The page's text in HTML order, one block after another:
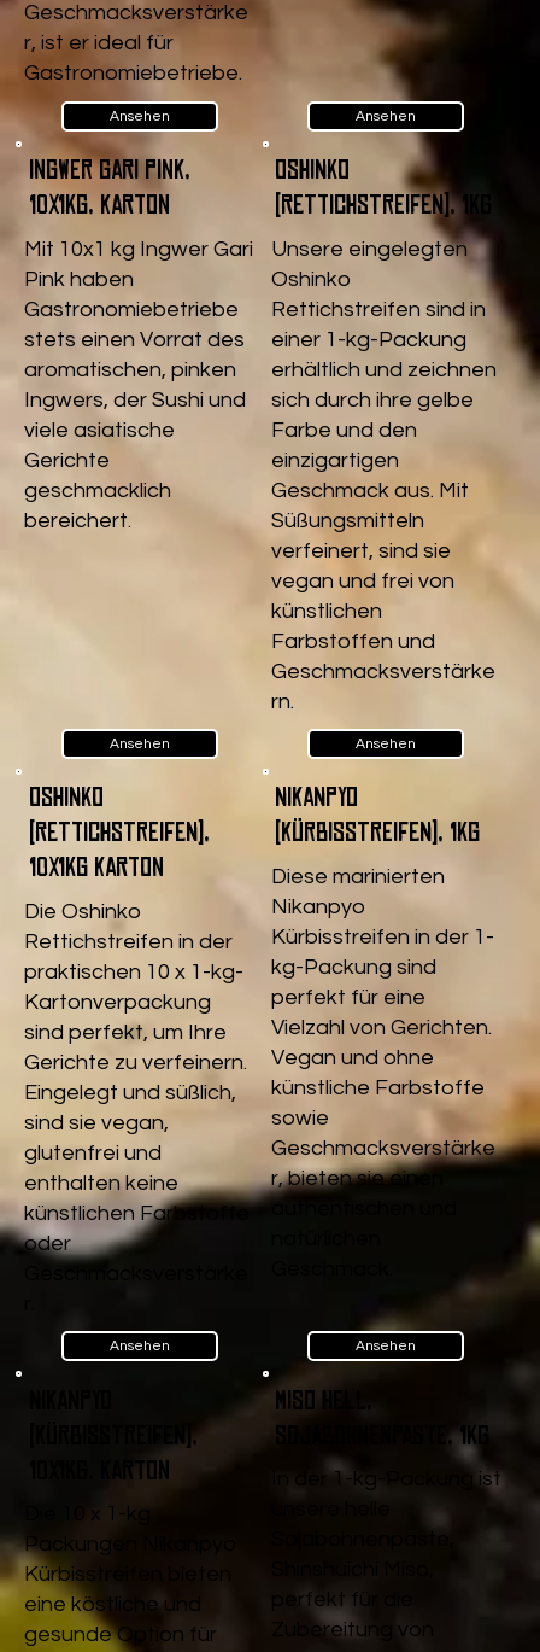
Geschmacksverstärke
r, ist er ideal für
Gastronomiebetriebe.
Ansehen Ansehen
Ingwer Gari pink,
10x1kg, Karton
Mit 10x1 kg Ingwer Gari
Pink haben
Gastronomiebetriebe
stets einen Vorrat des
aromatischen, pinken
Ingwers, der Sushi und
viele asiatische
Gerichte
geschmacklich
bereichert.
Ansehen
Oshinko
(Rettichstreifen), 1kg
Unsere eingelegten
Oshinko
Rettichstreifen sind in
einer 1-kg-Packung
erhältlich und zeichnen
sich durch ihre gelbe
Farbe und den
einzigartigen
Geschmack aus. Mit
Süßungsmitteln
verfeinert, sind sie
vegan und frei von
künstlichen
Farbstoffen und
Geschmacksverstärke
rn.
Ansehen
Oshinko
(Rettichstreifen),
10x1kg Karton
Die Oshinko
Rettichstreifen in der
praktischen 10 x 1-kg-
Kartonverpackung
sind perfekt, um Ihre
Gerichte zu verfeinern.
Eingelegt und süßlich,
sind sie vegan,
glutenfrei und
enthalten keine
künstlichen Farbstoffe
oder
Ansehen
Nikanpyo
(Kürbisstreifen), 1kg
Diese marinierten
Nikanpyo
Kürbisstreifen in der 1-
kg-Packung sind
perfekt für eine
Vielzahl von Gerichten.
Vegan und ohne
künstliche Farbstoffe
sowie
Geschmacksverstärke
r, bieten sie einen
Ansehen
(Kürbisstreifen),
10x1kg, Karton
Die 10 x 1-kg
Packungen Nikanpyo
Kürbisstreifen bieten
eine köstliche und
gesunde Option für
Miso Hell,
Sojabohnenpaste, 1kg
In der 1-kg-Packung ist
perfekt für die
Zubereitung von